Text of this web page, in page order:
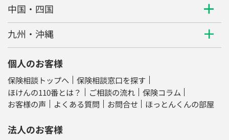
中国・四国
九州・沖縄
個人のお客様
保険相談トップへ
保険相談窓口を探す
ほけんの110番とは？
ご相談の流れ
保険コラム
お客様の声
よくある質問 お問合せ ほっとんくんの部屋
法人のお客様